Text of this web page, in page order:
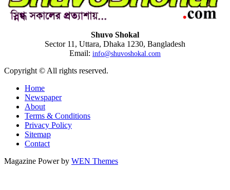
Shuvo Shokal
Sector 11, Uttara, Dhaka 1230, Bangladesh
Email: info@shuvoshokal.com
Copyright © All rights reserved.
Home
Newspaper
About
Terms & Conditions
Privacy Policy
Sitemap
Contact
Magazine Power by WEN Themes